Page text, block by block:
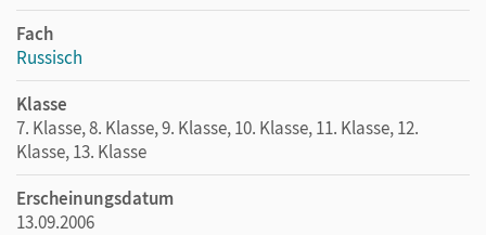
Fach
Russisch
Klasse
7. Klasse, 8. Klasse, 9. Klasse, 10. Klasse, 11. Klasse, 12.
Klasse, 13. Klasse
Erscheinungsdatum
13.09.2006